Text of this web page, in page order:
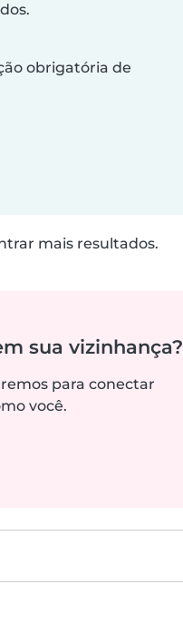
obrigatória de
mais resultados.
sua vizinhança?
para conectar
você.